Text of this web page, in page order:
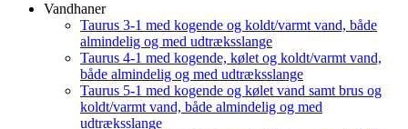
Vandhaner
Taurus 3-1 med kogende og koldt/varmt vand, både
almindelig og med udtræksslange
Taurus 4-1 med kogende, kølet og koldt/varmt vand,
både almindelig og med udtræksslange
Taurus 5-1 med kogende og kølet vand samt brus og
koldt/varmt vand, både almindelig og med
udtræksslange